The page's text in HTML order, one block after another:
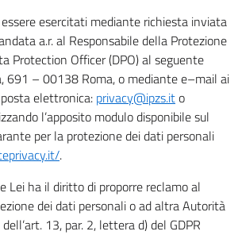
esercitati mediante richiesta inviata
a.r. al Responsabile della Protezione
Protection Officer (DPO) al seguente
691 – 00138 Roma, o mediante e–mail ai
elettronica: privacy@ipzs.ito
l’apposito modulo disponibile sul
per la protezione dei dati personali
.
Lei ha il diritto di proporre reclamo al
dei dati personali o ad altra Autorità
13, par. 2, lettera d) del GDPR